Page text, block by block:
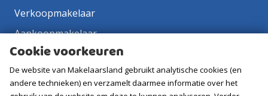
Verkoopmakelaar
Aankoopmakelaar
Contact
Vacatures
Cookie voorkeuren
De website van Makelaarsland gebruikt analytische cookies (en
andere technieken) en verzamelt daarmee informatie over het